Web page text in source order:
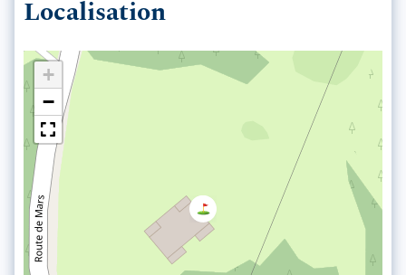
Localisation
+
−